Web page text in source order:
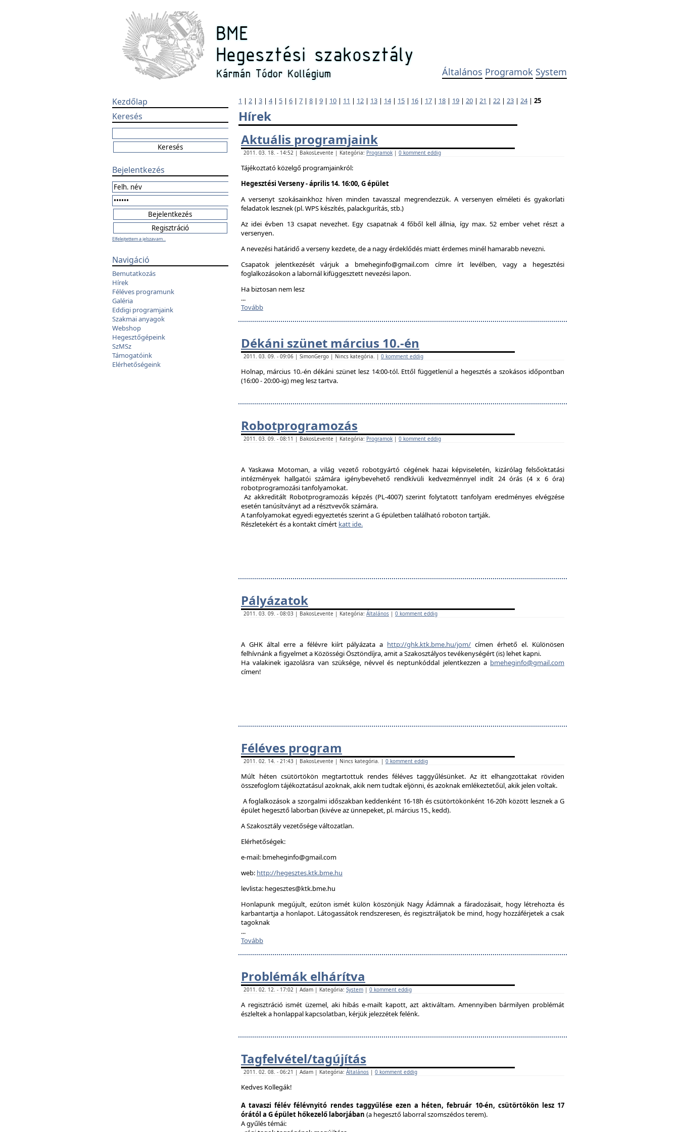
Általános Programok System
Kezdőlap
Keresés
Bejelentkezés
Elfelejtettem a jelszavam...
Navigáció
Bemutatkozás
Hírek
Féléves programunk
Galéria
Eddigi programjaink
Szakmai anyagok
Webshop
Hegesztőgépeink
SzMSz
Támogatóink
Elérhetőségeink
1 | 2 | 3 | 4| 5 | 6 | 7 | 8 | 9 | 10 | 11 | 12 | 13 | 14| 15 | 16 | 17 | 18 | 19 | 20 | 21 | 22 | 23 | 24| 25
Hírek
Aktuális programjaink
2011. 03. 18. - 14:52 | BakosLevente | Kategória: Programok | 0 komment eddig
Tájékoztató közelgő programjainkról:
Hegesztési Verseny - április 14. 16:00, G épület
A versenyt szokásainkhoz híven minden tavasszal megrendezzük. A versenyen elméleti és gyakorlati
feladatok lesznek (pl. WPS készítés, palackgurítás, stb.)
Az idei évben 13 csapat nevezhet. Egy csapatnak 4 főből kell állnia, így max. 52 ember vehet részt a
versenyen.
A nevezési határidő a verseny kezdete, de a nagy érdeklődés miatt érdemes minél hamarabb nevezni.
Csapatok jelentkezését várjuk a bmeheginfo@gmail.com címre írt levélben, vagy a hegesztési
foglalkozásokon a labornál kifüggesztett nevezési lapon.
Ha biztosan nem lesz
...
Tovább
Dékáni szünet március 10.-én
2011. 03. 09. - 09:06 | SimonGergo | Nincs kategória. | 0 komment eddig
Holnap, március 10.-én dékáni szünet lesz 14:00-tól. Ettől függetlenül a hegesztés a szokásos időpontban
(16:00 - 20:00-ig) meg lesz tartva.
Robotprogramozás
2011. 03. 09. - 08:11 | BakosLevente | Kategória: Programok | 0 komment eddig
A Yaskawa Motoman, a világ vezető robotgyártó cégének hazai képviseletén, kizárólag felsőoktatási
intézmények hallgatói számára igénybevehető rendkívüli kedvezménnyel indít 24 órás (4 x 6 óra)
robotprogramozási tanfolyamokat.
Az akkreditált Robotprogramozás képzés (PL-4007) szerint folytatott tanfolyam eredményes elvégzése
esetén tanúsítványt ad a résztvevők számára.
A tanfolyamokat egyedi egyeztetés szerint a G épületben található roboton tartják.
Részletekért és a kontakt címért katt ide.
Pályázatok
2011. 03. 09. - 08:03 | BakosLevente | Kategória: Általános | 0 komment eddig
A GHK által erre a félévre kiírt pályázata a http://ghk.ktk.bme.hu/jom/ címen érhető el. Különösen
felhívnánk a figyelmet a Közösségi Ösztöndíjra, amit a Szakosztályos tevékenységért (is) lehet kapni.
Ha valakinek igazolásra van szüksége, névvel és neptunkóddal jelentkezzen a bmeheginfo@gmail.com
címen!
Féléves program
2011. 02. 14. - 21:43 | BakosLevente | Nincs kategória. | 0 komment eddig
Múlt héten csütörtökön megtartottuk rendes féléves taggyűlésünket. Az itt elhangzottakat röviden
összefoglom tájékoztatásul azoknak, akik nem tudtak eljönni, és azoknak emlékeztetőül, akik jelen voltak.
A foglalkozások a szorgalmi időszakban keddenként 16-18h és csütörtökönként 16-20h között lesznek a G
épület hegesztő laborban (kivéve az ünnepeket, pl. március 15., kedd).
A Szakosztály vezetősége változatlan.
Elérhetőségek:
e-mail: bmeheginfo@gmail.com
web: http://hegesztes.ktk.bme.hu
levlista: hegesztes@ktk.bme.hu
Honlapunk megújult, ezúton ismét külön köszönjük Nagy Ádámnak a fáradozásait, hogy létrehozta és
karbantartja a honlapot. Látogassátok rendszeresen, és regisztráljatok be mind, hogy hozzáférjetek a csak
tagoknak
...
Tovább
Problémák elhárítva
2011. 02. 12. - 17:02 | Adam | Kategória: System | 0 komment eddig
A regisztráció ismét üzemel, aki hibás e-mailt kapott, azt aktiváltam. Amennyiben bármilyen problémát
észleltek a honlappal kapcsolatban, kérjük jelezzétek felénk.
Tagfelvétel/tagújítás
2011. 02. 08. - 06:21 | Adam | Kategória: Általános | 0 komment eddig
Kedves Kollegák!
A tavaszi félév félévnyitó rendes taggyűlése ezen a héten, február 10-én, csütörtökön lesz 17
órától a G épület hőkezelő laborjában (a hegesztő laborral szomszédos terem).
A gyűlés témái: